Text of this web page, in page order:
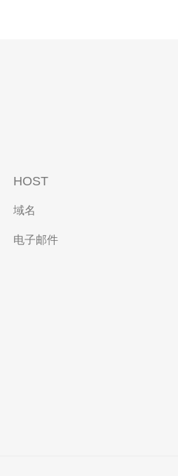
HOST
域名
电子邮件